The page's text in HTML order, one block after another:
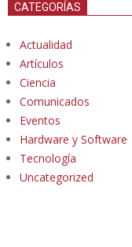
CATEGORÍAS
Actualidad
Artículos
Ciencia
Comunicados
Eventos
Hardware y Software
Tecnología
Uncategorized